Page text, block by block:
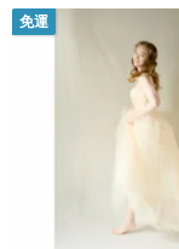
免運